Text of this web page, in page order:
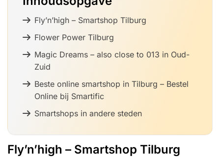
Fly’n’high – Smartshop Tilburg
Flower Power Tilburg
Magic Dreams – also close to 013 in Oud-
Zuid
Beste online smartshop in Tilburg – Bestel
Online bij Smartific
Smartshops in andere steden
Fly’n’high – Smartshop Tilburg